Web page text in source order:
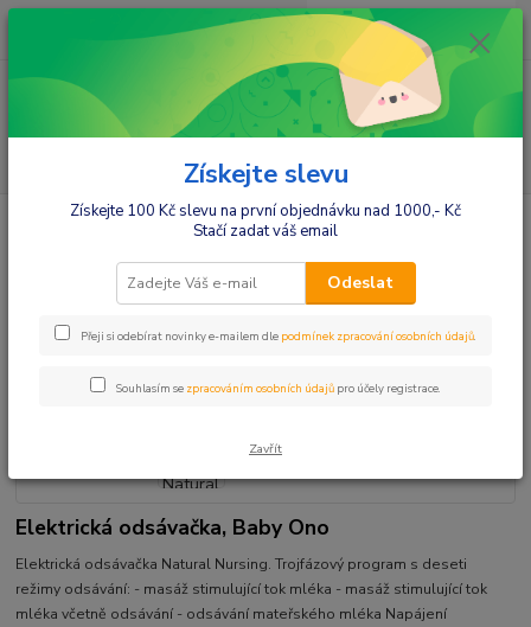
ks
za 0,00 Kč
Potřeby pro maminky Kojení Odsávačky
Elekronické
Elektrická odsávačka Natural Nursing 3v1
Elektrická odsávačka Natural
Nursing 3v1
Elektrická odsávačka, Baby Ono
Elektrická odsávačka Natural Nursing. Trojfázový program s deseti
režimy odsávání: - masáž stimulující tok mléka - masáž stimulující tok
mléka včetně odsávání - odsávání mateřského mléka Napájení
Získejte slevu
Získejte 100 Kč slevu na první objednávku nad 1000,- Kč
Stačí zadat váš email
Odeslat
Přeji si odebírat novinky e-mailem dle podmínek zpracování osobních údajů.
Souhlasím se zpracováním osobních údajů pro účely registrace.
Zavřít